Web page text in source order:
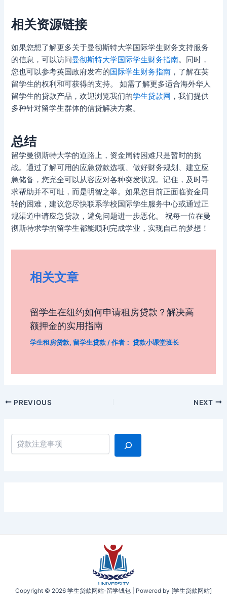
搜索
相关资源链接
如果您想了解更多关于曼彻斯特大学国际学生财务支持服务
的信息，可以访问曼彻斯特大学国际学生财务指南。同时，
您也可以参考英国政府发布的国际学生财务指南 ，了解在英
留学生的权利和可获得的支持。 如需了解更多适合海外华人
留学生的贷款产品，欢迎浏览我们的学生贷款网 ，我们提供
多种针对留学生群体的信贷解决方案。
总结
留学曼彻斯特大学的道路上，资金周转困难只是暂时的挑
战。通过了解可用的应急贷款选项、做好财务规划、建立应
急储备，您完全可以从容应对各种突发状况。记住，及时寻
求帮助并不可耻，而是明智之举。如果您目前正面临资金周
转的困难，建议您尽快联系学校国际学生服务中心或通过正
规渠道申请应急贷款，避免问题进一步恶化。 祝每一位在曼
彻斯特求学的留学生都能顺利完成学业，实现自己的梦想！
相关文章
留学生在纽约如何申请租房贷款？解决高
额押金的实用指南
学生租房贷款, 留学生贷款/ 作者： 贷款小课堂班长
PostPREVIOUS NEXT
Copyright © 2026 学生贷款网站-留学钱包 | Powered by [学生贷款网站]